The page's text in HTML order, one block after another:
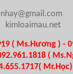
kimloaimau.net
( Ms.Hương ) -
(